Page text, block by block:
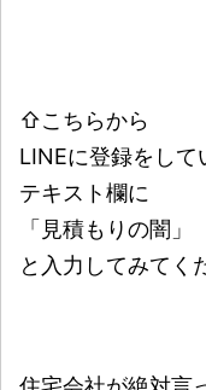
⇧こちらから
LINEに登録をして
テキスト欄に
「見積もりの闇」
と入力してみてく